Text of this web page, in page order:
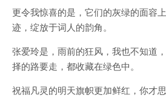
更令我惊喜的是，它们的灰绿的面容
迹，绽放于词人的韵角。
张爱玲是，雨前的狂风，我也不知道
择的路要走，都收藏在绿色中。
祝福凡灵的明天旗帜更加鲜红，你才思